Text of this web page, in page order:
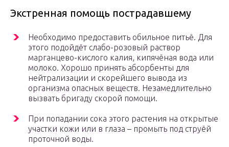
Экстренная помощь пострадавшему
Необходимо предоставить обильное питьё. Для
этого подойдёт слабо-розовый раствор
марганцево-кислого калия, кипячёная вода или
молоко. Хорошо принять абсорбенты для
нейтрализации и скорейшего вывода из
организма опасных веществ. Незамедлительно
вызвать бригаду скорой помощи.
При попадании сока этого растения на открытые
участки кожи или в глаза – промыть под струёй
проточной воды.